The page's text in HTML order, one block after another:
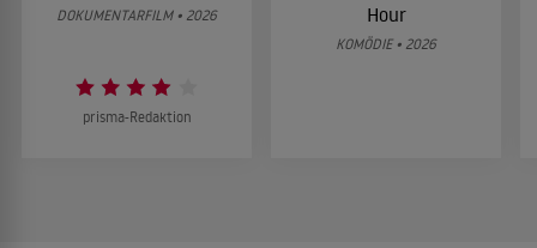
DOKUMENTARFILM • 2026
prisma-Redaktion
Hour
KOMÖDIE • 2026